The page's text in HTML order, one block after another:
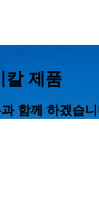
칼 제품
함께 하겠습